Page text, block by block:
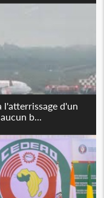
l'atterrissage d'un
b...